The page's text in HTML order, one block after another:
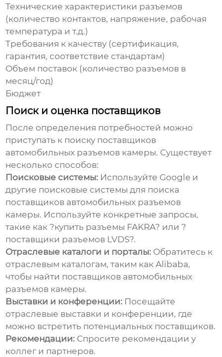
Технические характеристики разъемов
(количество контактов, напряжение, рабочая
температура и т.д.)
Требования к качеству (сертификация,
гарантия, соответствие стандартам)
Объем поставок (количество разъемов в
месяц/год)
Бюджет
Поиск и оценка поставщиков
После определения потребностей можно
приступать к поиску поставщиков
автомобильных разъемов камеры. Существует
несколько способов:
Поисковые системы: Используйте Google и
другие поисковые системы для поиска
поставщиков автомобильных разъемов
камеры. Используйте конкретные запросы,
такие как ?купить разъемы FAKRA? или ?
поставщики разъемов LVDS?.
Отраслевые каталоги и порталы: Обратитесь к
отраслевым каталогам, таким какAlibaba,
чтобы найти поставщиков автомобильных
разъемов камеры.
Выставки и конференции: Посещайте
отраслевые выставки и конференции, где
можно встретить потенциальных поставщиков.
Рекомендации: Спросите рекомендации у
коллег и партнеров.